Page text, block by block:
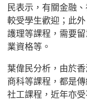
民表示，有關金融
較受學生歡迎；此
護理等課程，需要
業資格等。
葉偉民分析，由於
商科等課程，都是
社工課程，近年亦